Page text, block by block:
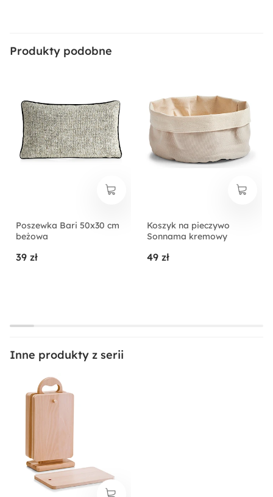
Produkty podobne
Poszewka Bari 50x30 cm
beżowa
39 zł
Koszyk na pieczywo
Sonnama kremowy
49 zł
Inne produkty z serii